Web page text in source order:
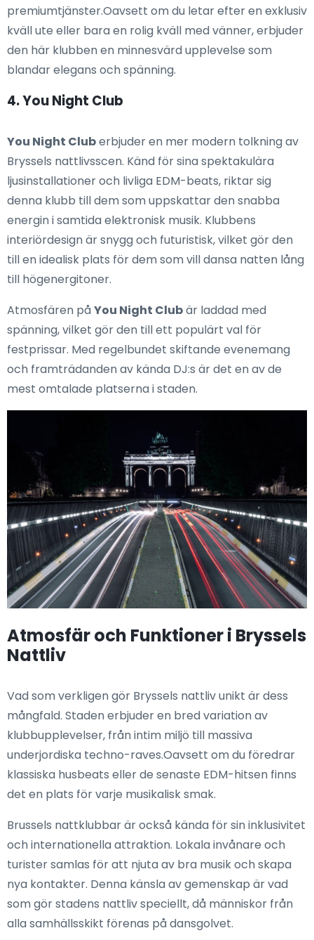
premiumtjänster.Oavsett om du letar efter en exklusiv
kväll ute eller bara en rolig kväll med vänner, erbjuder
den här klubben en minnesvärd upplevelse som
blandar elegans och spänning.
4. You Night Club
You Night Cluberbjuder en mer modern tolkning av
Bryssels nattlivsscen. Känd för sina spektakulära
ljusinstallationer och livliga EDM-beats, riktar sig
denna klubb till dem som uppskattar den snabba
energin i samtida elektronisk musik. Klubbens
interiördesign är snygg och futuristisk, vilket gör den
till en idealisk plats för dem som vill dansa natten lång
till högenergitoner.
Atmosfären påYou Night Clubär laddad med
spänning, vilket gör den till ett populärt val för
festprissar. Med regelbundet skiftande evenemang
och framträdanden av kända DJ:s är det en av de
mest omtalade platserna i staden.
Atmosfär och Funktioner i Bryssels
Nattliv
Vad som verkligen gör Bryssels nattliv unikt är dess
mångfald. Staden erbjuder en bred variation av
klubbupplevelser, från intim miljö till massiva
underjordiska techno-raves.Oavsett om du föredrar
klassiska husbeats eller de senaste EDM-hitsen finns
det en plats för varje musikalisk smak.
Brussels nattklubbar är också kända för sin inklusivitet
och internationella attraktion. Lokala invånare och
turister samlas för att njuta av bra musik och skapa
nya kontakter. Denna känsla av gemenskap är vad
som gör stadens nattliv speciellt, då människor från
alla samhällsskikt förenas på dansgolvet.